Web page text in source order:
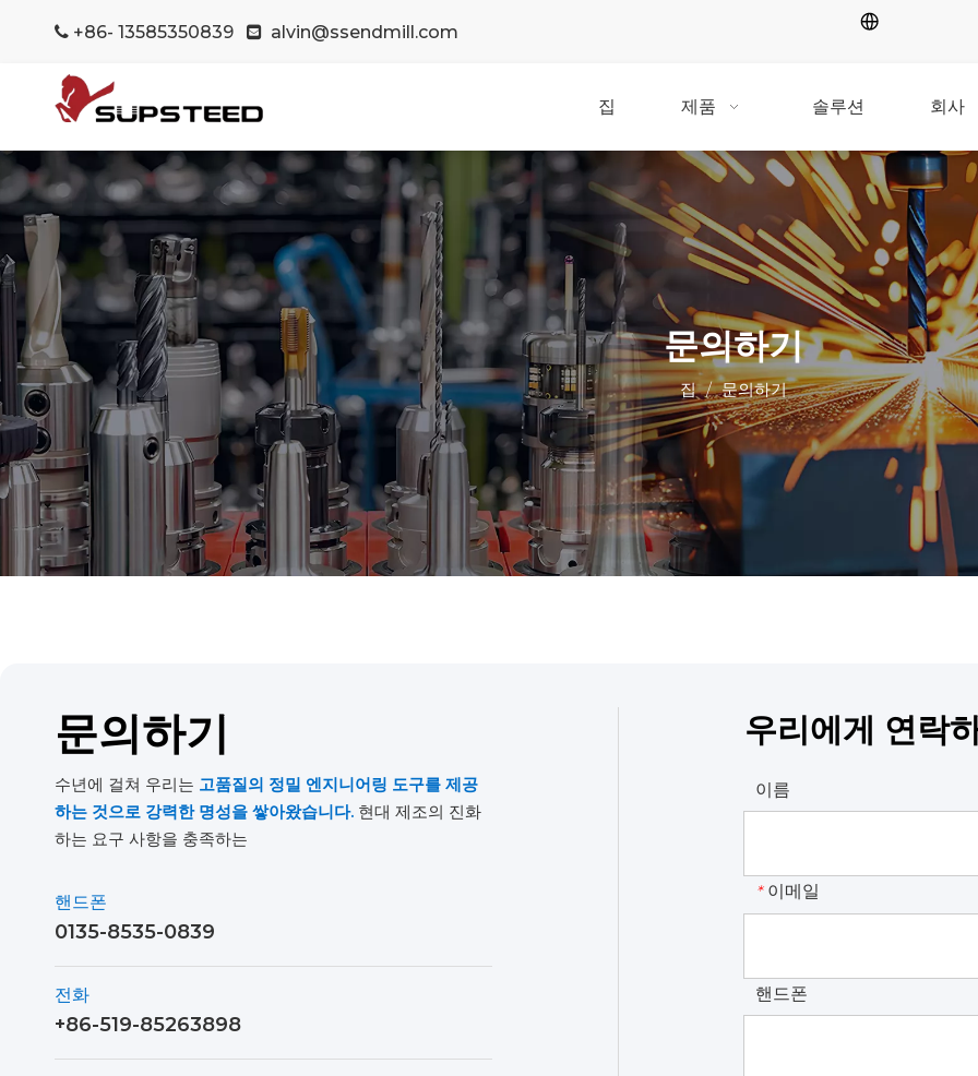
 +86- 13585350839  alvin@ssendmill.com
집 제품 솔루션 회사
문의하기
집 / 문의하기
문의하기
수년에 걸쳐 우리는 고품질의 정밀 엔지니어링 도구를 제공
하는 것으로 강력한 명성을 쌓아왔습니다. 현대 제조의 진화
하는 요구 사항을 충족하는
핸드폰
0135-8535-0839
전화
+86-519-85263898
우리에게 연락
이름
* 이메일
핸드폰